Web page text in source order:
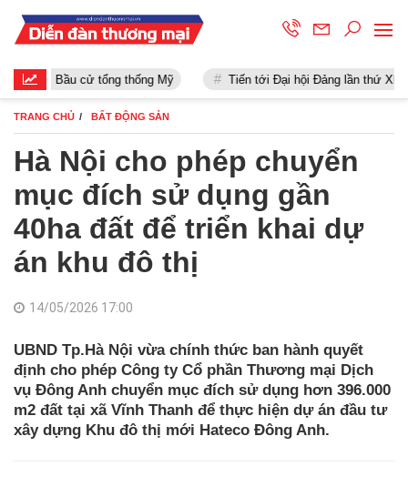
Bầu cử tổng thống Mỹ Tiến tới Đại hội Đảng lần thứ XIII
TRANG CHỦ BẤT ĐỘNG SẢN
Hà Nội cho phép chuyển
mục đích sử dụng gần
40ha đất để triển khai dự
án khu đô thị
14/05/2026 17:00
UBND Tp.Hà Nội vừa chính thức ban hành quyết
định cho phép Công ty Cổ phần Thương mại Dịch
vụ Đông Anh chuyển mục đích sử dụng hơn 396.000
m2 đất tại xã Vĩnh Thanh để thực hiện dự án đầu tư
xây dựng Khu đô thị mới Hateco Đông Anh.